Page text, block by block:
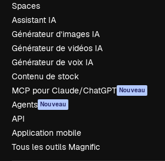
Spaces
Assistant IA
Générateur d’images IA
Générateur de vidéos IA
Générateur de voix IA
Contenu de stock
MCP pour Claude/ChatGPT Nouveau
Agents Nouveau
API
Application mobile
Tous les outils Magnific